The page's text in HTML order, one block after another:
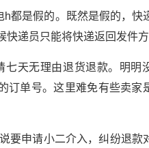
都是假的。既然是假的，快
递员只能将快递返回发件方
天无理由退货退款。明明
订单号。这里难免有些卖家
要申请小二介入，纠纷退款